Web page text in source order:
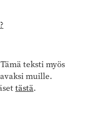
teksti myös
muille.
tästä.